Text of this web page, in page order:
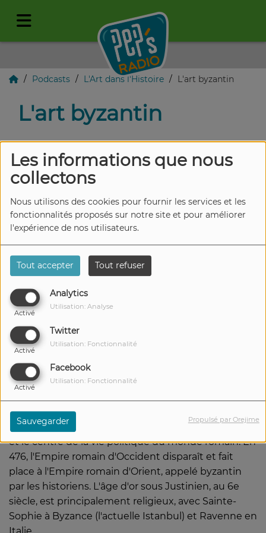
Les informations que nous
collectons
Nous utilisons des cookies pour fournir les services et les
fonctionnalités proposés sur notre site et pour améliorer
l'expérience de nos utilisateurs.
Tout accepter Tout refuser
Analytics
Activé
Utilisation: Analyse
Twitter
Activé
Utilisation: Fonctionnalité
Facebook
Activé
Utilisation: Fonctionnalité
Sauvegarder Propulsé par Orejime
Podcasts L'Art dans l'Histoire L'art byzantin
L'art byzantin
09 FÉVRIER 2023
Écouter le podcast
En 330, l'empereur Constantin rebaptise Byzance
en Constantinople, qui devient la « nouvelle Rome »
et le centre de la vie politique du monde romain. En
476, l'Empire romain d'Occident disparaît et fait
place à l'Empire romain d'Orient, appelé byzantin
par les historiens. L'âge d'or sous Justinien, au 6e
siècle, est principalement religieux, avec Sainte-
Sophie à Byzance (l'actuelle Istanbul) et Ravenne en